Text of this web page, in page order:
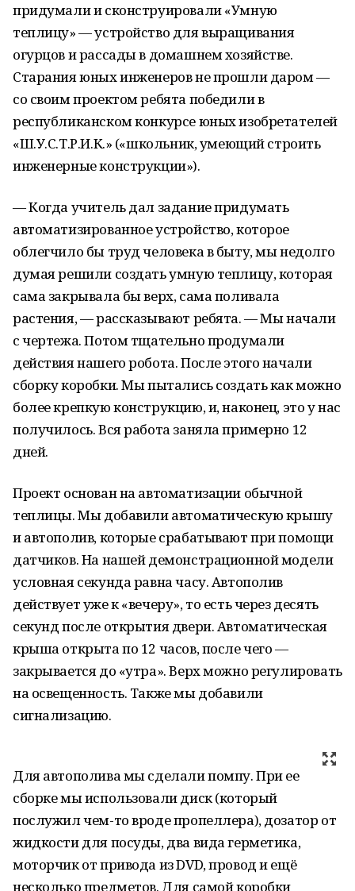
придумали и сконструировали «Умную
теплицу» — устройство для выращивания
огурцов и рассады в домашнем хозяйстве.
Старания юных инженеров не прошли даром —
со своим проектом ребята победили в
республиканском конкурсе юных изобретателей
«Ш.У.С.Т.Р.И.К.» («школьник, умеющий строить
инженерные конструкции»).
— Когда учитель дал задание придумать
автоматизированное устройство, которое
облегчило бы труд человека в быту, мы недолго
думая решили создать умную теплицу, которая
сама закрывала бы верх, сама поливала
растения, — рассказывают ребята. — Мы начали
с чертежа. Потом тщательно продумали
действия нашего робота. После этого начали
сборку коробки. Мы пытались создать как можно
более крепкую конструкцию, и, наконец, это у нас
получилось. Вся работа заняла примерно 12
дней.
Проект основан на автоматизации обычной
теплицы. Мы добавили автоматическую крышу
и автополив, которые срабатывают при помощи
датчиков. На нашей демонстрационной модели
условная секунда равна часу. Автополив
действует уже к «вечеру», то есть через десять
секунд после открытия двери. Автоматическая
крыша открыта по 12 часов, после чего —
закрывается до «утра». Верх можно регулировать
на освещенность. Также мы добавили
сигнализацию.
Для автополива мы сделали помпу. При ее
сборке мы использовали диск (который
послужил чем-то вроде пропеллера), дозатор от
жидкости для посуды, два вида герметика,
моторчик от привода из DVD, провод и ещё
несколько предметов. Для самой коробки